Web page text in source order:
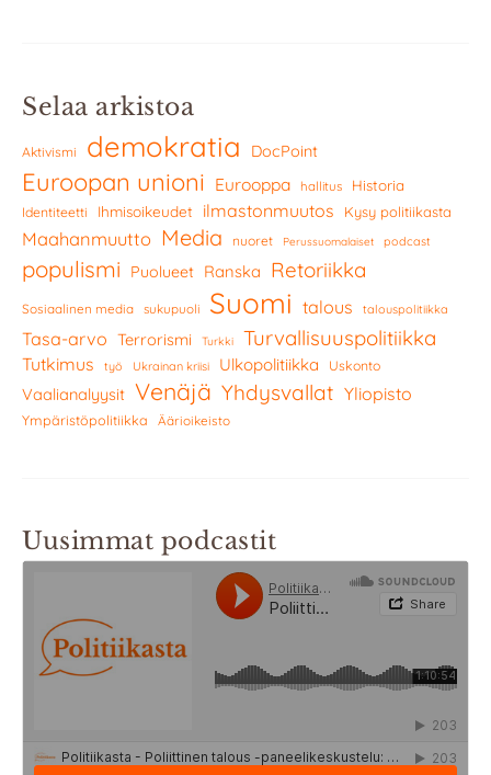
Selaa arkistoa
Aktivismi demokratia DocPoint
Euroopan unioni Eurooppa hallitus Historia
Identiteetti Ihmisoikeudet ilmastonmuutos Kysy politiikasta
Maahanmuutto Media nuoret Perussuomalaiset podcast
populismi Puolueet Ranska Retoriikka
Sosiaalinen media sukupuoli Suomi talous talouspolitiikka
Tasa-arvo Terrorismi Turkki Turvallisuuspolitiikka
Tutkimus työ Ukrainan kriisi Ulkopolitiikka Uskonto
Vaalianalyysit Venäjä Yhdysvallat Yliopisto
Ympäristöpolitiikka Äärioikeisto
Uusimmat podcastit